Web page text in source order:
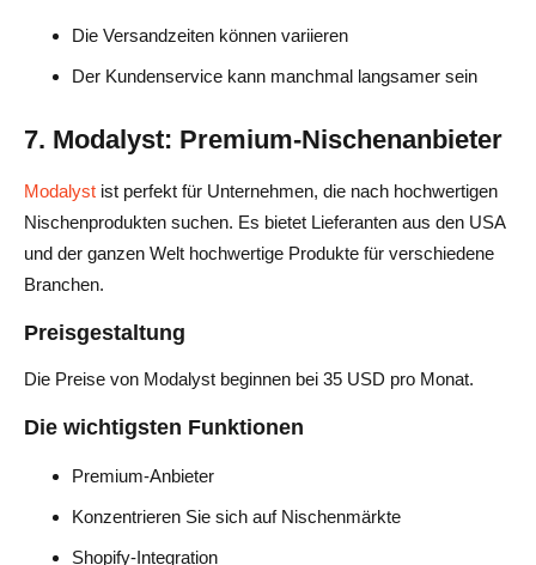
Die Versandzeiten können variieren
Der Kundenservice kann manchmal langsamer sein
7. Modalyst: Premium-Nischenanbieter
Modalyst ist perfekt für Unternehmen, die nach hochwertigen
Nischenprodukten suchen. Es bietet Lieferanten aus den USA
und der ganzen Welt hochwertige Produkte für verschiedene
Branchen.
Preisgestaltung
Die Preise von Modalyst beginnen bei 35 USD pro Monat.
Die wichtigsten Funktionen
Premium-Anbieter
Konzentrieren Sie sich auf Nischenmärkte
Shopify-Integration